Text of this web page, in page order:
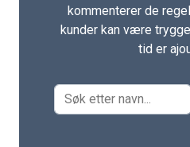
kommenterer de
kunder kan være
tid er